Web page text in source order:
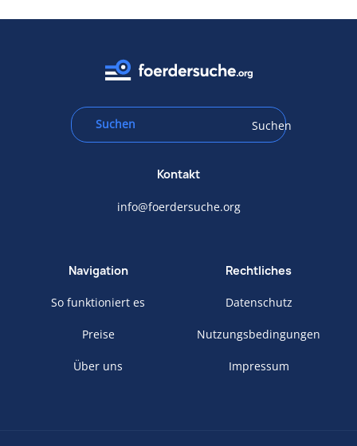
Suchen
Kontakt
info@foerdersuche.org
Navigation
So funktioniert es
Preise
Über uns
Rechtliches
Datenschutz
Nutzungsbedingungen
Impressum